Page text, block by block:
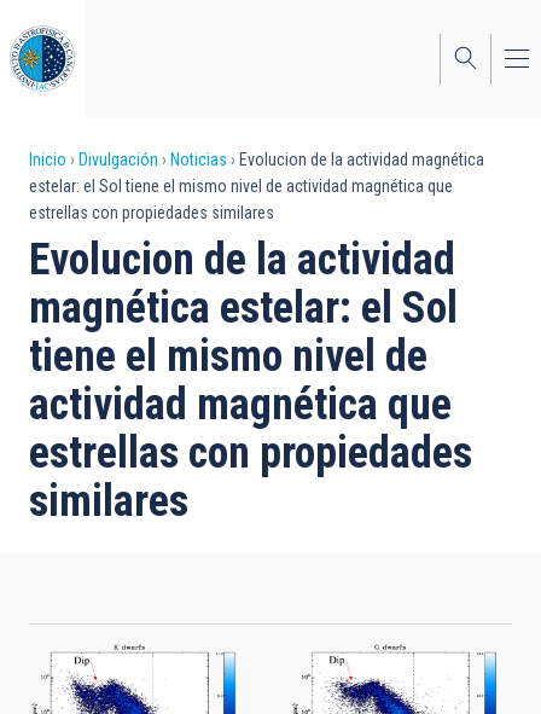
al
contenido
principal
Sobrescribir
enlaces
de
ayuda
a
la
navegación
Inicio Divulgación Noticias
Evolucion de la actividad magnética
estelar: el Sol tiene el mismo nivel de actividad magnética que
estrellas con propiedades similares
Evolucion de la actividad
magnética estelar: el Sol
tiene el mismo nivel de
actividad magnética que
estrellas con propiedades
similares